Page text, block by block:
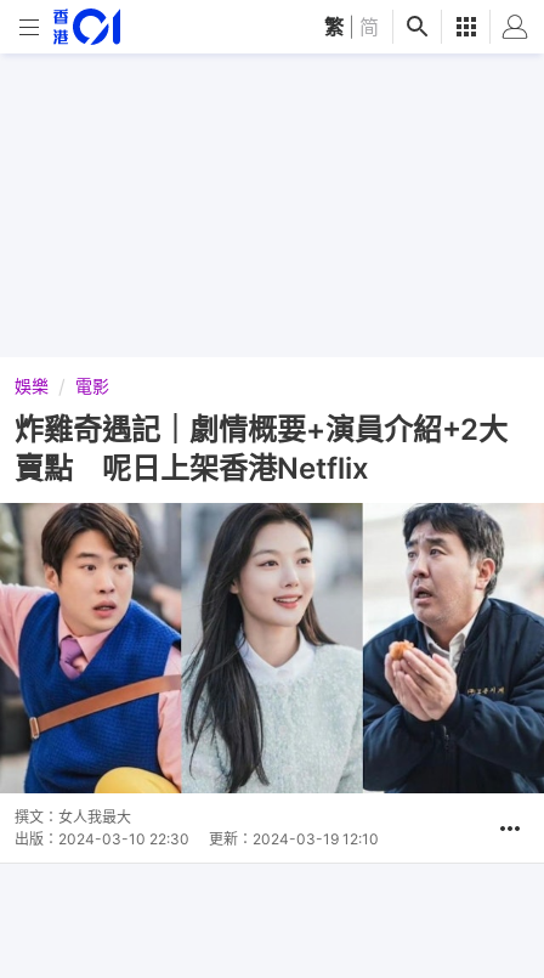
繁 简
娛樂 電影
炸雞奇遇記｜劇情概要+演員介紹+2大
賣點 呢日上架香港Netflix
撰文： 女人我最大
出版： 2024-03-10 22:30 更新： 2024-03-19 12:10